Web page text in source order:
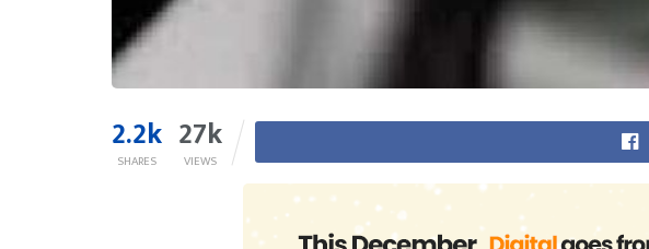
2.2k
SHARES
27k
VIEWS